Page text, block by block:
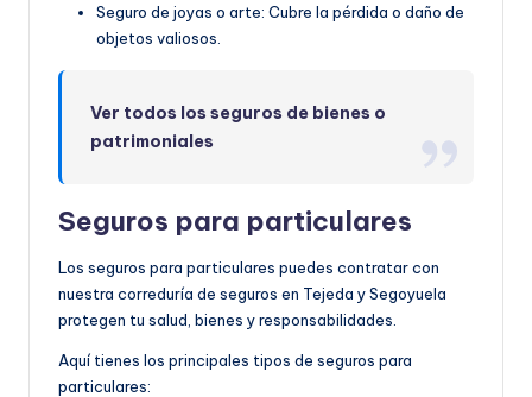
Seguro de joyas o arte: Cubre la pérdida o daño de
objetos valiosos.
Ver todos los seguros de bienes o
patrimoniales
Seguros para particulares
Los seguros para particulares puedes contratar con
nuestra correduría de seguros en Tejeda y Segoyuela
protegen tu salud, bienes y responsabilidades.
Aquí tienes los principales tipos de seguros para
particulares: